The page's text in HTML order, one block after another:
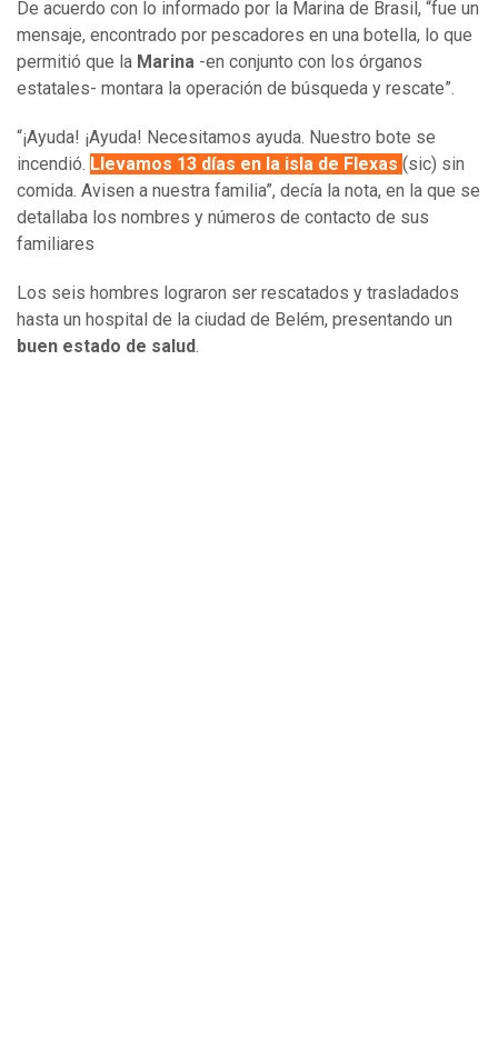
De acuerdo con lo informado por la Marina de Brasil, “fue un
mensaje, encontrado por pescadores en una botella, lo que
permitió que la Marina -en conjunto con los órganos
estatales- montara la operación de búsqueda y rescate”.
“¡Ayuda! ¡Ayuda! Necesitamos ayuda. Nuestro bote se
incendió. Llevamos 13 días en la isla de Flexas (sic) sin
comida. Avisen a nuestra familia”, decía la nota, en la que se
detallaba los nombres y números de contacto de sus
familiares
Los seis hombres lograron ser rescatados y trasladados
hasta un hospital de la ciudad de Belém, presentando un
buen estado de salud.